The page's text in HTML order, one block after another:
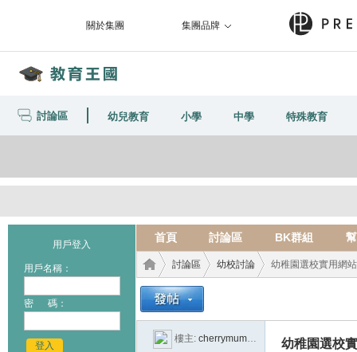
關於集團 集團品牌
討論區 幼兒教育 小學 中學 特殊教育
用戶登入
用戶名稱：
密 碼：
登入
首頁 討論區 BK群組
教育›
討論區 幼校討論 幼稚園選校實用網
樓主: cherrymummu 幼稚園選校